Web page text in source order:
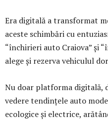
Era digitală a transformat
aceste schimbări cu
“închirieri auto Craiova” și
alege și rezerva vehiculul
Nu doar platforma digitală,
vedere tendințele auto
ecologice și electrice,